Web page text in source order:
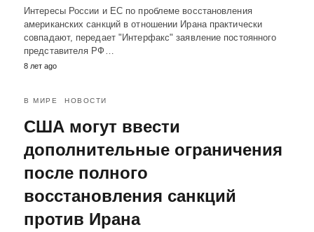
Интересы России и ЕС по проблеме восстановления
американских санкций в отношении Ирана практически
совпадают, передает "Интерфакс" заявление постоянного
представителя РФ…
8 лет ago
В МИРЕ НОВОСТИ
США могут ввести
дополнительные ограничения
после полного
восстановления санкций
против Ирана